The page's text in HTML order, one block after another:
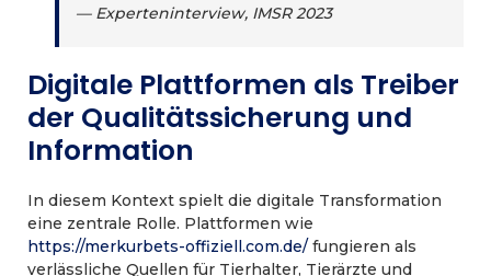
— Experteninterview, IMSR 2023
Digitale Plattformen als Treiber
der Qualitätssicherung und
Information
In diesem Kontext spielt die digitale Transformation
eine zentrale Rolle. Plattformen wie
https://merkurbets-offiziell.com.de/ fungieren als
verlässliche Quellen für Tierhalter, Tierärzte und